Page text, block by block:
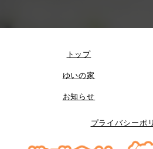
トップ
ゆいの家
お知らせ
プライバシーポ